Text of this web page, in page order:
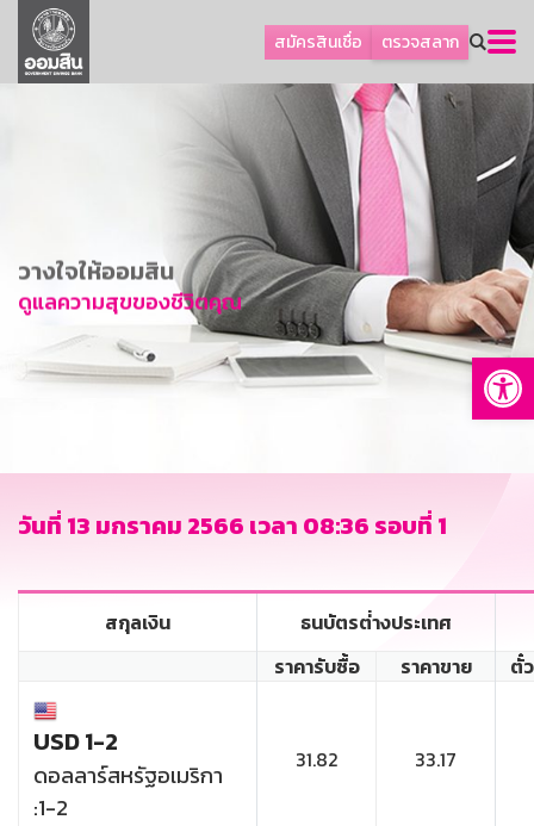
สมัครสินเชื่อ ตรวจสลาก
ลูกค้าธุรกิจ
ลูกค้าผู้ประกอบรายย่อย
การพัฒนาที่ยั่งยืน
ข่าวสาร
บริการทางการเงิน
อื่นๆ
GSB Society
วางใจให้ออมสิน
ดูแลความสุขของชีวิตคุณ
วันที่ 13 มกราคม 2566 เวลา 08:36 รอบที่ 1
สกุลเงิน
ธนบัตรต่่างประเทศ
ราคารับซื้อ
ราคาขาย ตั๋
USD 1-2
ดอลลาร์สหรัฐอเมริกา
:1-2
31.82 33.17